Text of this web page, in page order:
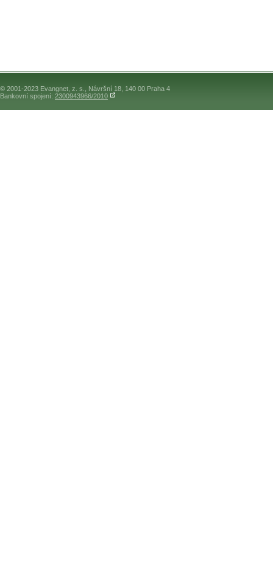
© 2001-2023 Evangnet, z. s., Návršní 18, 140 00 Praha 4
Bankovní spojení: 2300943966/2010